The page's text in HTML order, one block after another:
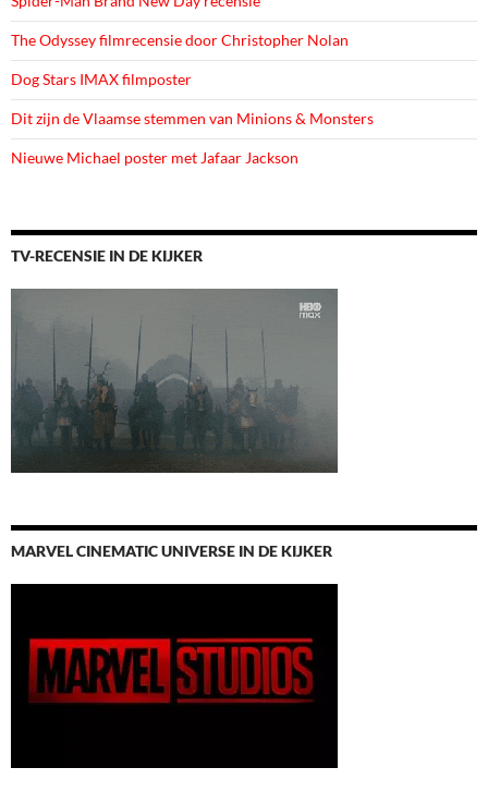
The Odyssey filmrecensie door Christopher Nolan
Dog Stars IMAX filmposter
Dit zijn de Vlaamse stemmen van Minions & Monsters
Nieuwe Michael poster met Jafaar Jackson
TV-RECENSIE IN DE KIJKER
MARVEL CINEMATIC UNIVERSE IN DE KIJKER